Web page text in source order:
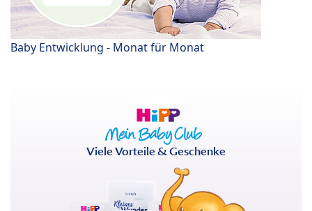
Baby Entwicklung - Monat für Monat
Viele Vorteile & Geschenke